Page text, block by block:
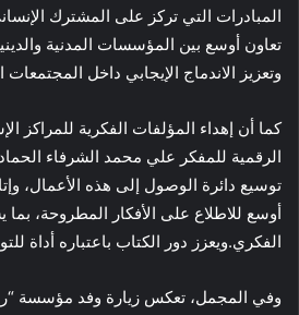
المبادرات التي تركز على المشترك
تعاون أوسع بين المؤسسات المدنية
وتعزيز الاندماج الإيجابي داخل المجتمعات
كما أن إهداء المؤلفات الفكرية للمراكز
الرقمية للمفكر علي محمد الشرفاء
توسيع دائرة الوصول إلى هذه الأعمال،
أوسع للاطلاع على الأفكار المطروحة، بما
الفكري.ويعزز دور الكتاب باعتباره أداة
وفي المجمل، تعكس زيارة وفد مؤسسة